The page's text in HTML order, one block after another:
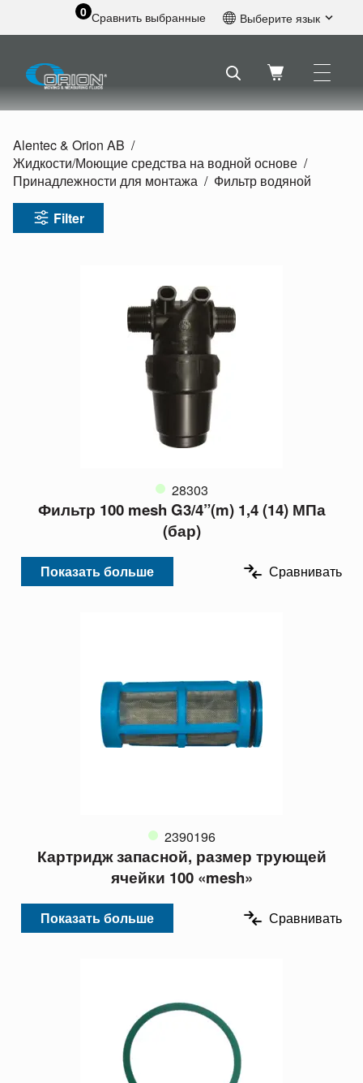
0 Сравнить выбранные Выберите язык
Шведский
Голландский
Alentec & Orion AB
Жидкости/Моющие средства на водной основе
Принадлежности для монтажа
Фильтр водяной
Filter
28303
Фильтр 100 mesh G3/4”(m) 1,4 (14) МПа
(бар)
Показать больше Сравнивать
2390196
Картридж запасной, размер трующей
ячейки 100 «mesh»
Показать больше Сравнивать